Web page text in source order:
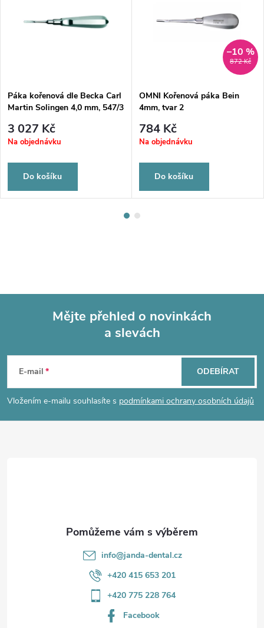
Páka kořenová dle Becka Carl
Martin Solingen 4,0 mm, 547/3
3 027 Kč
Na objednávku
Do košíku
872 Kč
–10 %
OMNI Kořenová páka Bein
4mm, tvar 2
784 Kč
Na objednávku
Do košíku
p
Mějte přehled o novinkách
a slevách
E-mail
Vložením e-mailu souhlasíte s podmínkami ochrany osobních údajů
ODEBÍRAT
info@janda-dental.cz
+420 415 653 201
+420 775 228 764
Facebook